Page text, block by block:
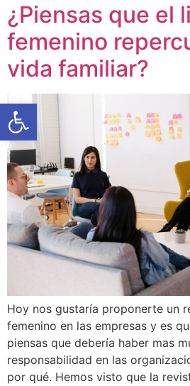
Abrir barra de herramientas
¿Piensas que el
femenino
vida familiar?
Hoy nos gustaría proponerte un
femenino en las empresas y es
piensas que debería haber mas
responsabilidad en las
por qué. Hemos visto que la